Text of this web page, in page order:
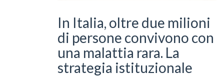
In Italia, oltre due milioni
di persone convivono con
una malattia rara. La
strategia istituzionale